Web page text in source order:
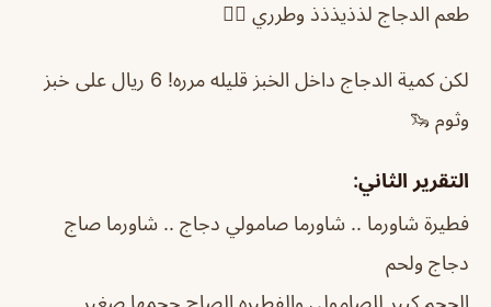
طعم الدجاج لذذيذذذ وطرري 👍🏻
لكن كمية الدجاج داخل الخبز قليله مرره! 6 ريال على خبز
وثوم 🦦
التقرير الثاني:
فطيرة شاورما .. شاورما صامولي دجاج .. شاورما صاج
دجاج ولحم
الحجم كبير للصامولي والفطيره الصاج حجمها صغير